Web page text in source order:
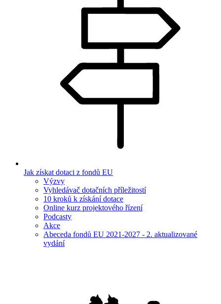
Jak získat dotaci z fondů EU
Výzvy
Vyhledávač dotačních příležitostí
10 kroků k získání dotace
Online kurz projektového řízení
Podcasty
Akce
Abeceda fondů EU 2021-2027 - 2. aktualizované
vydání